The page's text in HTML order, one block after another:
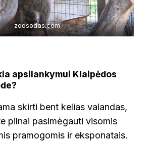
zoosodas.com
apsilankymui Klaipėdos
skirti bent kelias valandas,
pilnai pasimėgauti visomis
pramogomis ir eksponatais.